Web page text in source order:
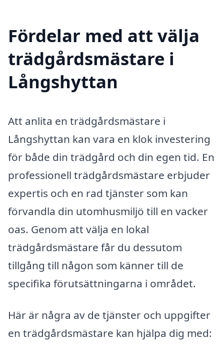
Fördelar med att välja
trädgårdsmästare i
Långshyttan
Att anlita en trädgårdsmästare i
Långshyttan kan vara en klok investering
för både din trädgård och din egen tid. En
professionell trädgårdsmästare erbjuder
expertis och en rad tjänster som kan
förvandla din utomhusmiljö till en vacker
oas. Genom att välja en lokal
trädgårdsmästare får du dessutom
tillgång till någon som känner till de
specifika förutsättningarna i området.
Här är några av de tjänster och uppgifter
en trädgårdsmästare kan hjälpa dig med: